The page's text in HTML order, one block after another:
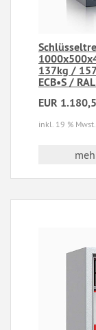
137kg /
ECB•S /
EUR
inkl. 19 % Mwst.